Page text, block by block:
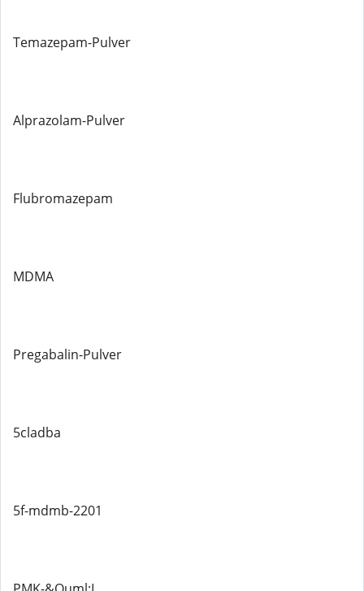
Temazepam-Pulver
Alprazolam-Pulver
Flubromazepam
MDMA
Pregabalin-Pulver
5cladba
5f-mdmb-2201